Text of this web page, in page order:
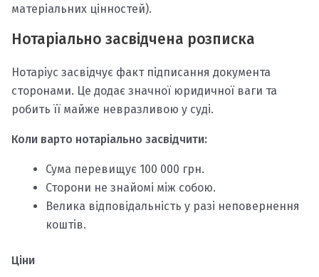
матеріальних цінностей).
Нотаріально засвідчена розписка
Нотаріус засвідчує факт підписання документа
сторонами. Це додає значної юридичної ваги та
робить її майже невразливою у суді.
Коли варто нотаріально засвідчити:
Сума перевищує 100 000 грн.
Сторони не знайомі між собою.
Велика відповідальність у разі неповернення
коштів.
Ціни